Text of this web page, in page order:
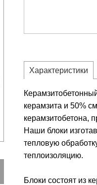
Характеристики
керамзита и 50%
керамзитобетона,
Наши блоки
тепловую
теплоизоляцию.
Блоки состоят из